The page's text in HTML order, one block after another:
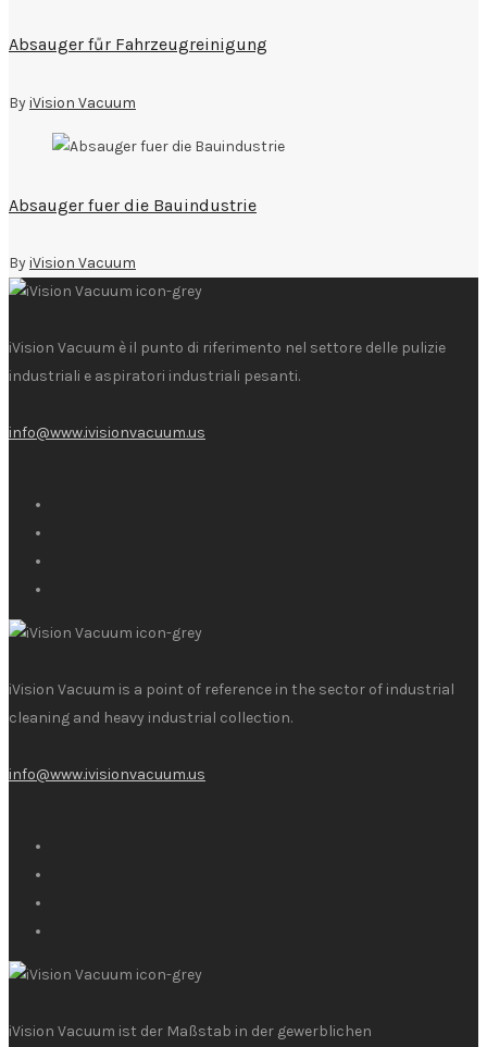
Absauger fűr Fahrzeugreinigung
ByiVision Vacuum
Absauger fuer die Bauindustrie
ByiVision Vacuum
iVision Vacuum è il punto di riferimento nel settore delle pulizie
industriali e aspiratori industriali pesanti.
info@www.ivisionvacuum.us
iVision Vacuum is a point of reference in the sector of industrial
cleaning and heavy industrial collection.
info@www.ivisionvacuum.us
iVision Vacuum ist der Maßstab in der gewerblichen